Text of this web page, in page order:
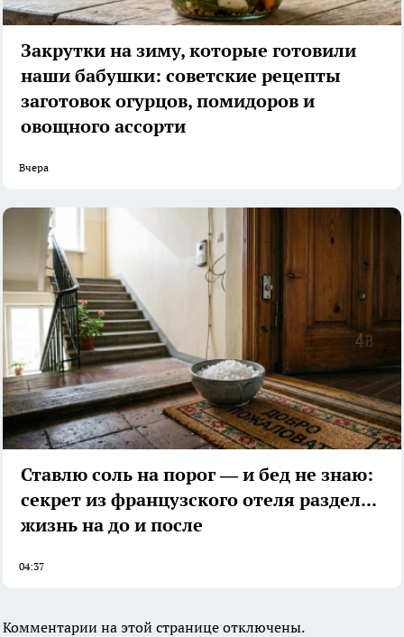
Закрутки на зиму, которые готовили
наши бабушки: советские рецепты
заготовок огурцов, помидоров и
овощного ассорти
Вчера
Ставлю соль на порог — и бед не знаю:
секрет из французского отеля разделил
жизнь на до и после
04:37
Комментарии на этой странице отключены.